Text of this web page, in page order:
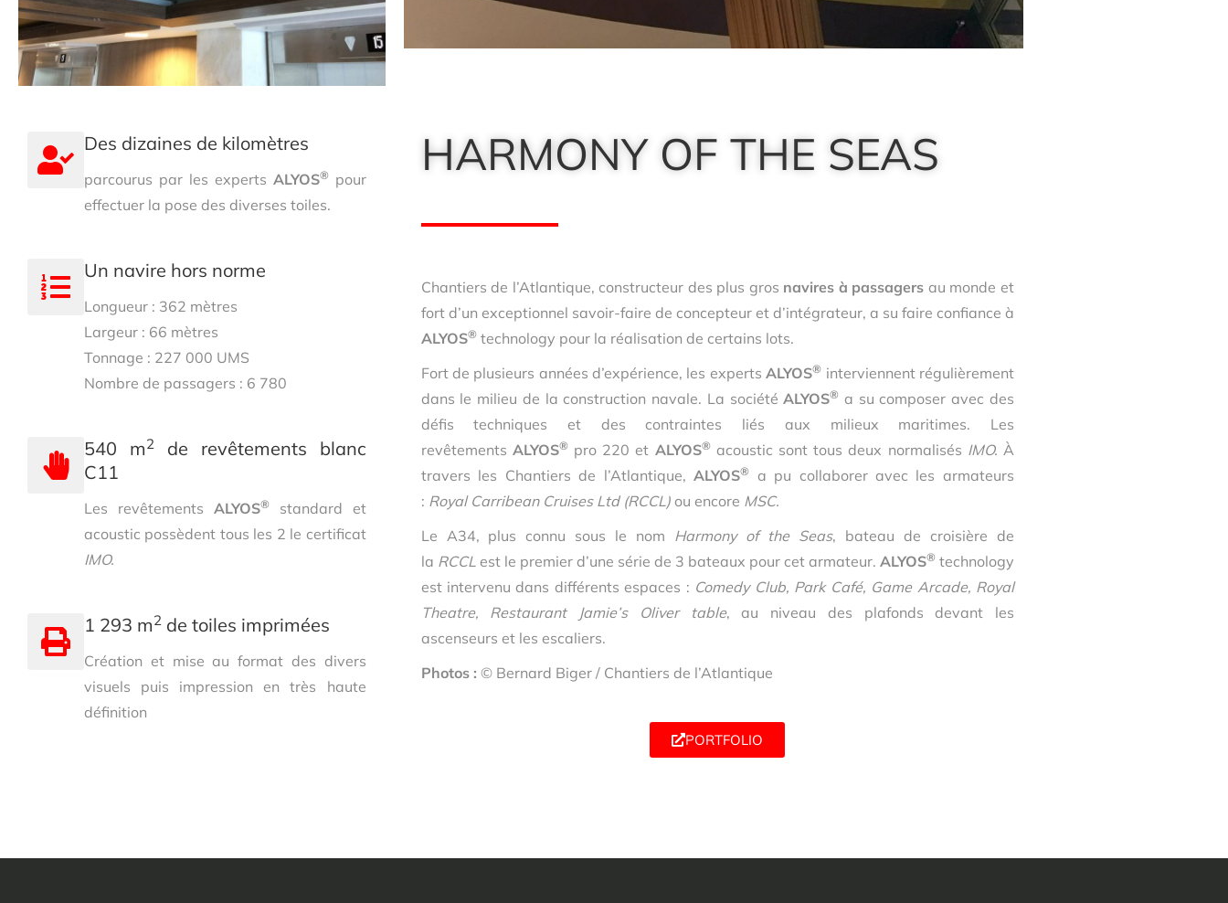
Des dizaines de kilomètres
parcourus par les experts ALYOS®pour
effectuer la pose des diverses toiles.
Un navire hors norme
Longueur : 362 mètres
Largeur : 66 mètres
Tonnage : 227 000 UMS
Nombre de passagers : 6 780
540 m2de revêtements blanc
C11
Les revêtements ALYOS®standard et
acoustic possèdent tous les 2 le certificat
IMO.
1 293 m2 de toiles imprimées
Création et mise au format des divers
visuels puis impression en très haute
définition
HARMONY OF THE SEAS
Chantiers de l’Atlantique, constructeur des plus gros navires à passagers au monde et
fort d’un exceptionnel savoir-faire de concepteur et d’intégrateur, a su faire confiance à
ALYOS®technology pour la réalisation de certains lots.
Fort de plusieurs années d’expérience, les expertsALYOS® interviennent régulièrement
dans le milieu de la construction navale. La sociétéALYOS® a su composer avec des
défis techniques et des contraintes liés aux milieux maritimes. Les
revêtements ALYOS®pro 220 et ALYOS®acoustic sont tous deux normalisés IMO. À
travers les Chantiers de l’Atlantique,ALYOS®
a pu collaborer avec les armateurs
: Royal Carribean Cruises Ltd (RCCL) ou encore MSC.
Le A34, plus connu sous le nom Harmony of the Seas, bateau de croisière de
la RCCLest le premier d’une série de 3 bateaux pour cet armateur. ALYOS®technology
est intervenu dans différents espaces : Comedy Club, Park Café, Game Arcade, Royal
Theatre, Restaurant Jamie’s Oliver table, au niveau des plafonds devant les
ascenseurs et les escaliers.
Photos : © Bernard Biger / Chantiers de l’Atlantique
PORTFOLIO